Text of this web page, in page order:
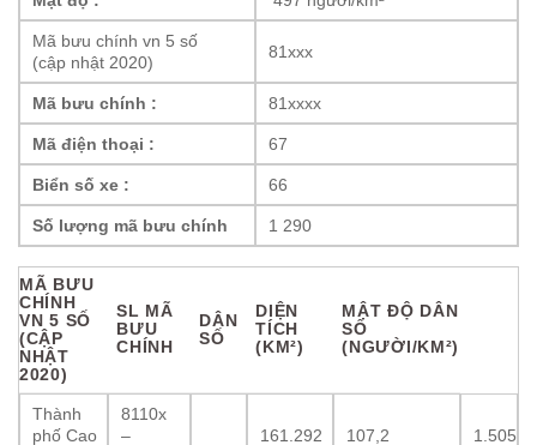
Mã bưu chính vn 5 số
(cập nhật 2020)
81xxx
Mã bưu chính : 81xxxx
Mã điện thoại : 67
Biển số xe : 66
Số lượng mã bưu chính 1 290
MÃ BƯU
CHÍNH
VN 5 SỐ
(CẬP
NHẬT
2020)
SL MÃ
BƯU
CHÍNH
DÂN
SỐ
DIỆN
TÍCH
(KM²)
MẬT ĐỘ DÂN
SỐ
(NGƯỜI/KM²)
Thành
phố Cao
8110x
–
161.292 107,2 1.505